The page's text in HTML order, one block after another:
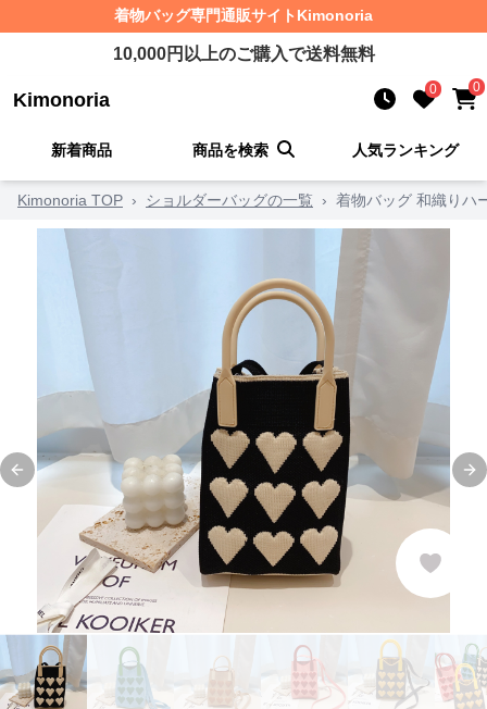
着物バッグ専門通販サイト Kimonoria
10,000円以上のご購入で送料無料
Kimonoria 0 0
新着商品 商品を検索 人気ランキング
Kimonoria TOP › ショルダーバッグの一覧 › 着物バッグ 和織りハ
Previous slide